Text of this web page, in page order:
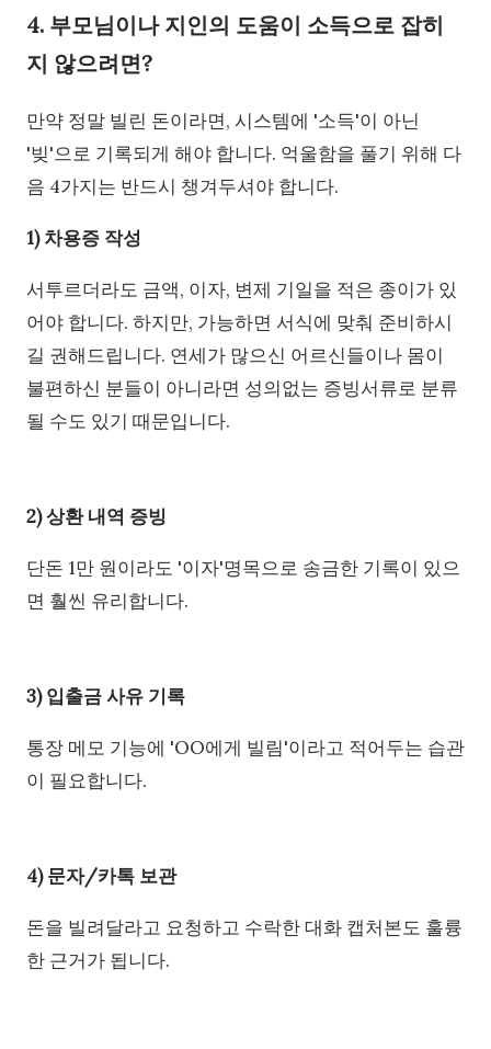
4. 부모님이나 지인의 도움이 소득으로 잡히
지 않으려면?
만약 정말 빌린 돈이라면, 시스템에 '소득'이 아닌
'빚'으로 기록되게 해야 합니다. 억울함을 풀기 위해 다
음 4가지는 반드시 챙겨두셔야 합니다.
1) 차용증 작성
서투르더라도 금액, 이자, 변제 기일을 적은 종이가 있
어야 합니다. 하지만, 가능하면 서식에 맞춰 준비하시
길 권해드립니다. 연세가 많으신 어르신들이나 몸이
불편하신 분들이 아니라면 성의없는 증빙서류로 분류
될 수도 있기 때문입니다.
2) 상환 내역 증빙
단돈 1만 원이라도 '이자'명목으로 송금한 기록이 있으
면 훨씬 유리합니다.
3) 입출금 사유 기록
통장 메모 기능에 'OO에게 빌림'이라고 적어두는 습관
이 필요합니다.
4) 문자/카톡 보관
돈을 빌려달라고 요청하고 수락한 대화 캡처본도 훌륭
한 근거가 됩니다.